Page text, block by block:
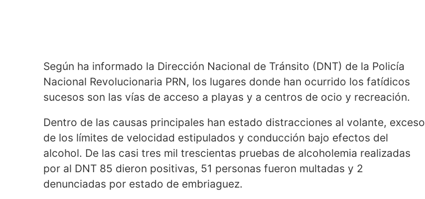
Según ha informado la Dirección Nacional de Tránsito (DNT) de la Policía
Nacional Revolucionaria PRN, los lugares donde han ocurrido los fatídicos
sucesos son las vías de acceso a playas y a centros de ocio y recreación.
Dentro de las causas principales han estado distracciones al volante, exceso
de los límites de velocidad estipulados y conducción bajo efectos del
alcohol. De las casi tres mil trescientas pruebas de alcoholemia realizadas
por al DNT 85 dieron positivas, 51 personas fueron multadas y 2
denunciadas por estado de embriaguez.